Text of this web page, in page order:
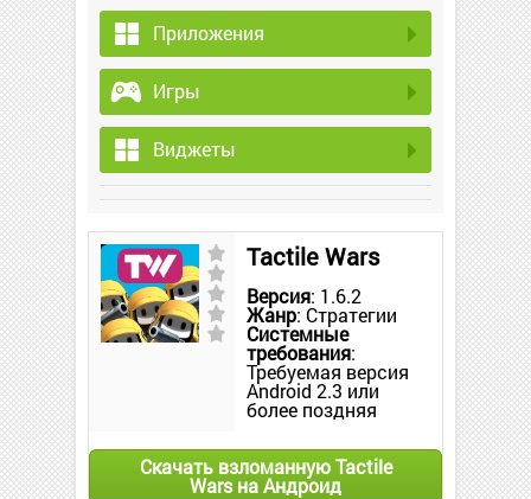
Приложения
Игры
Виджеты
Tactile Wars
Версия: 1.6.2
Жанр: Стратегии
Системные
требования:
Требуемая версия
Android 2.3 или
более поздняя
Скачать взломанную Tactile
Wars на Андроид